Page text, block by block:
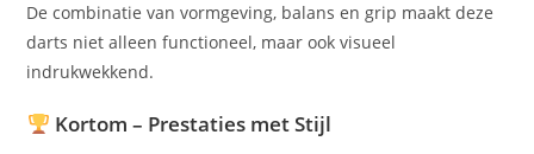
De combinatie van vormgeving, balans en grip maakt deze
darts niet alleen functioneel, maar ook visueel
indrukwekkend.
Kortom – Prestaties met Stijl